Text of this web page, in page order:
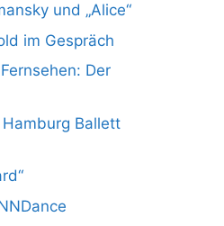
und „Alice“
im Gespräch
Der
Ballett